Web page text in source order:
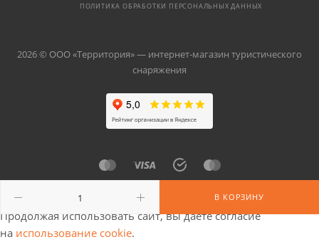
В КОРЗИНУ
ПОЛИТИКА ОБРАБОТКИ ПЕРСОНАЛЬНЫХ ДАННЫХ
2026 © ООО «Территория» — интернет-магазин туристического
снаряжения
Продолжая использовать сайт, вы даете согласие
на использование cookie.